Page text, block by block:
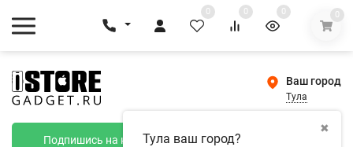
0 0 0 0
Ваш город
Тула
✖
Тула ваш город?
Подпишись на наш телеграмм канал и получи